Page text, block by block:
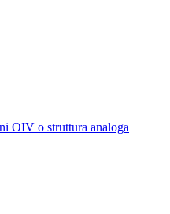
OIV o struttura analoga